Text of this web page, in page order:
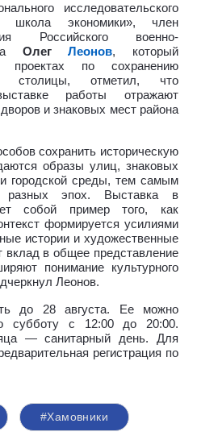
исследовательского
школа экономики», член
Российского военно-
ОлегЛеонов, который
проектах по сохранению
столицы, отметил, что
работы отражают
и знаковых мест района
сохранить историческую
образы улиц, знаковых
городской среды, тем самым
разных эпох. Выставка в
собой пример того, как
формируется усилиями
истории и художественные
вклад в общее представление
понимание культурного
Леонов.
до 28 августа. Ее можно
субботу с 12:00 до 20:00.
— санитарный день. Для
регистрация по
#Хамовники